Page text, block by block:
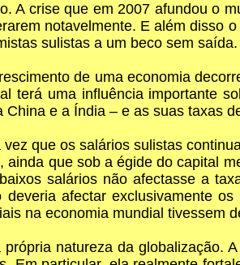
A crise que em 2007 afundou o
notavelmente. E além disso
sulistas a um beco sem saída.
de uma economia
terá uma influência importante
e a Índia – e as suas taxas
que os salários sulistas
ainda que sob a égide do capital
salários não afectasse a
deveria afectar exclusivamente
na economia mundial tivessem
natureza da globalização.